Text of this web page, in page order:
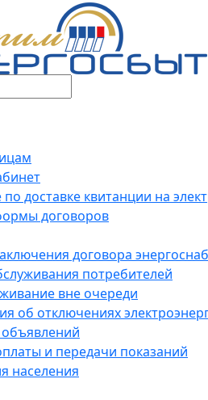
по доставке квитанции на
договоров
договора
потребителей
вне очереди
об отключениях
и передачи показаний
населения